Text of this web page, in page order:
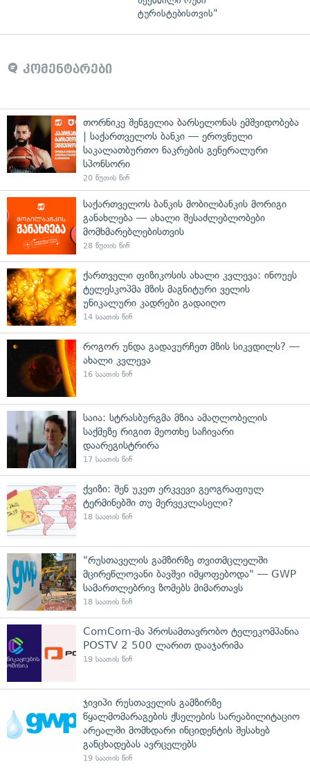
ტურისტებისთვის"
კომენტარები
თორნიკე შენგელია ბარსელონას ემშვიდობება
| საქართველოს ბანკი — ეროვნული
საკალათბურთო ნაკრების გენერალური
სპონსორი
20 წუთის წინ
საქართველოს ბანკის მობილბანკის მორიგი
განახლება — ახალი შესაძლებლობები
მომხმარებლებისთვის
28 წუთის წინ
ქართველი ფიზიკოსის ახალი კვლევა: ინოუეს
ტელესკოპმა მზის მაგნიტური ველის
უნიკალური კადრები გადაიღო
14 საათის წინ
როგორ უნდა გადავურჩეთ მზის სიკვდილს? —
ახალი კვლევა
16 საათის წინ
საია: სტრასბურგმა მზია ამაღლობელის
საქმეზე რიგით მეოთხე საჩივარი
დაარეგისტრირა
17 საათის წინ
ქვიზი: შენ უკეთ ერკვევი გეოგრაფიულ
ტერმინებში თუ მერვეკლასელი?
18 საათის წინ
"რუსთაველის გამზირზე თვითმცლელში
მცირეწლოვანი ბავშვი იმყოფებოდა" — GWP
სამართლებრივ ზომებს მიმართავს
18 საათის წინ
ComCom-მა პროსამთავრობო ტელეკომპანია
POSTV 2 500 ლარით დააჯარიმა
19 საათის წინ
ჯივიპი რუსთაველის გამზირზე
წყალმომარაგების ქსელების სარეაბილიტაციო
არეალში მომხდარი ინციდენტის შესახებ
განცხადებას ავრცელებს
19 საათის წინ